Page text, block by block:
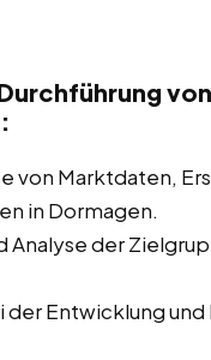
von
von Marktdaten,
in Dormagen.
Analyse der
Entwicklung und